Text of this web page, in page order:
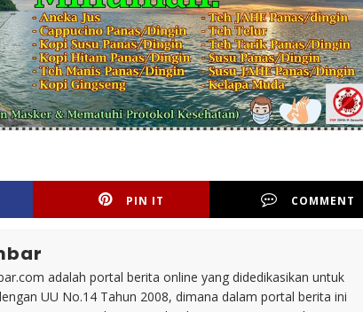
PIN IT COMMENT
adalah portal berita online yang didedikasikan untuk
UU No.14 Tahun 2008, dimana dalam portal berita ini